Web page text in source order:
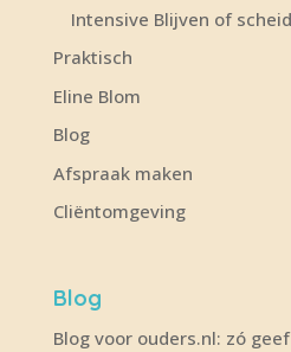
Intensive Blijven of
Praktisch
Eline Blom
Blog
Afspraak maken
Cliëntomgeving
Blog
Blog voor ouders.nl: zó